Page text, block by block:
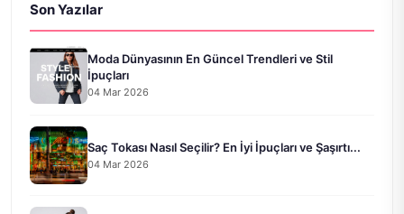
Son Yazılar
Moda Dünyasının En Güncel Trendleri ve Stil
İpuçları
04 Mar 2026
Saç Tokası Nasıl Seçilir? En İyi İpuçları ve Şaşırtı...
04 Mar 2026